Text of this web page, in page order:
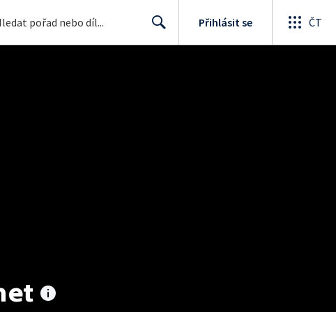
Přihlásit se ČT